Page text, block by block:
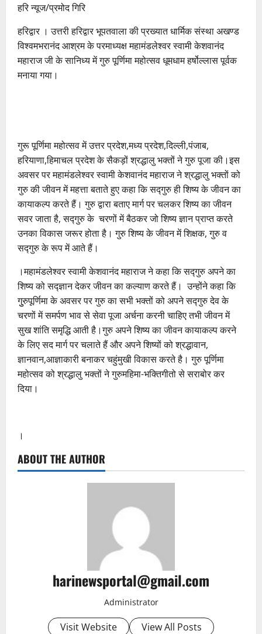
हरि न्यूज/प्रमोद गिरि
हरिद्वार । उत्तरी हरिद्वार भूपतवाला की प्रख्यात धार्मिक संस्था अखण्ड
विश्वमभरानंद आश्रम के परमाध्यक्ष महामंडलेश्वर स्वामी केशवानंद
महाराज जी के सानिध्य में गुरु पूर्णिमा महोत्सव धूमधाम हर्षोल्लास पूर्वक
मनाया गया।
गुरू पूर्णिमा महोत्सव में उत्तर प्रदेश,मध्य प्रदेश,दिल्ली,पंजाब,
हरियाणा,हिमाचल प्रदेश के सैकड़ों श्रद्धालु भक्तों ने गुरु पूजा की।इस
अवसर पर महामंडलेश्वर स्वामी केशवानंद महाराज ने श्रद्धालु भक्तों को
गुरु की जीवन में महत्ता बताते हुए कहा कि सद्गुरु ही शिष्य के जीवन का
कायाकल्प करते हैं। गुरु द्वारा बताए मार्ग पर चलकर शिष्य का जीवन
सवर जाता है, सद्गुरु के चरणों में बैठकर जो शिष्य ज्ञान प्राप्त करते
उनका विकास जरूर होता है। गुरु शिष्य के जीवन में शिक्षक, गुरु व
सद्गुरु के रूप में आते हैं।
।महामंडलेश्वर स्वामी केशवानंद महाराज ने कहा कि सद्गुरु अपने का
शिष्य को सद्ज्ञान देकर जीवन का कल्याण करते हैं। उन्होंने कहा कि
गुुरुपूर्णिमा के अवसर पर गुरु का सभी भक्तों को अपने सद्गुरु देव के
चरणों में समर्पण भाव से सेवा पूजा अर्चना करनी चाहिए तभी जीवन में
सुख शांति समृद्धि आती है।गुरु अपने शिष्य का जीवन कायाकल्प करने
के लिए सद मार्ग पर चलाते हैं और अपने शिष्यों को श्रद्धावान,
ज्ञानवान,आज्ञाकारी बनाकर चहुंमुखी विकास करते है। गुरु पूर्णिमा
महोत्सव को श्रद्धालु भक्तों ने गुरुमहिमा-भक्तिगीतो से सराबोर कर
दिया।
।
ABOUT THE AUTHOR
harinewsportal@gmail.com
Administrator
Visit Website View All Posts